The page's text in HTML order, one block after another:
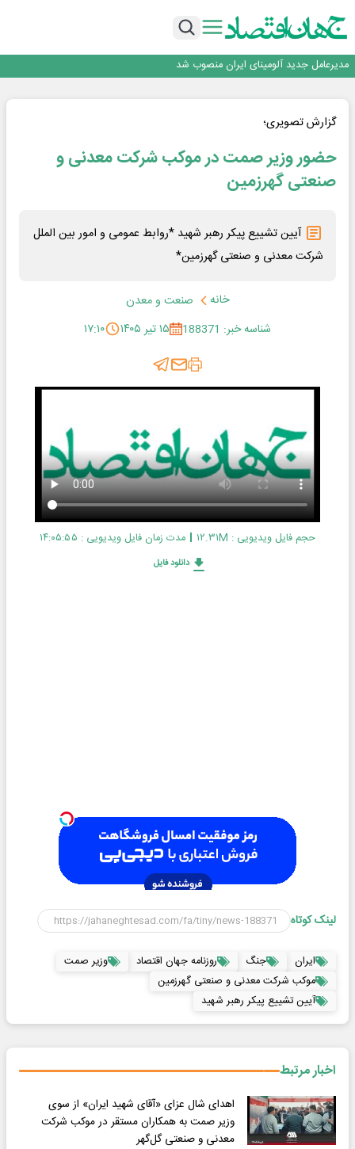
بازگشت فرش ماشینی به اصفهان پس از هفت سال؛ دو نمایشگاه تخصصی در شهر
مدیرعامل جدید آلومینای ایران منصوب شد
بانک ملت در رتبه نخست پرداخت تسهیلات ازدواج و فرزندآوری قرار گرفت
بازگشت فرش ماشینی به اصفهان پس از هفت سال؛ دو نمایشگاه تخصصی در شهر
گزارش تصویری؛
حضور وزیر صمت در موکب شرکت معدنی و
صنعتی گهرزمین
آیین تشییع پیکر رهبر شهید *روابط عمومی و امور بین الملل
شرکت معدنی و صنعتی گهرزمین*
خانه
صنعت و معدن
شناسه خبر: 188371
۱۵ تیر ۱۴۰۵ ۱۷:۱۰
حجم فایل ویدیویی : ۱۲.۳۱M مدت زمان فایل ویدیویی : ۱۴:۰۵:۵۵
دانلود فایل
لینک کوتاه
ایران جنگ روزنامه جهان اقتصاد
وزیر صمت
موکب شرکت معدنی و صنعتی گهرزمین
آیین تشییع پیکر رهبر شهید
اخبار مرتبط
اهدای شال عزای «آقای شهید ایران» از سوی
وزیر صمت به همکاران مستقر در موکب شرکت
معدنی و صنعتی گل‌گهر